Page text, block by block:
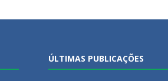
ÚLTIMAS PUBLICAÇÕES